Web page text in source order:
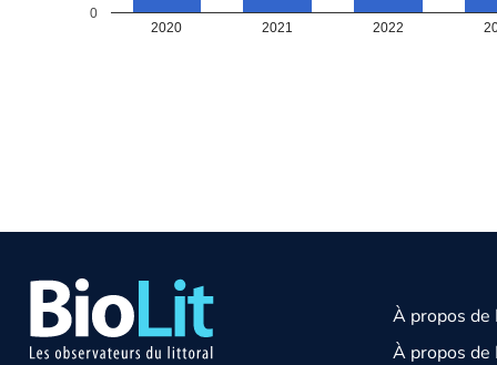
2020 2021 2022
0
À propos de
À propos de